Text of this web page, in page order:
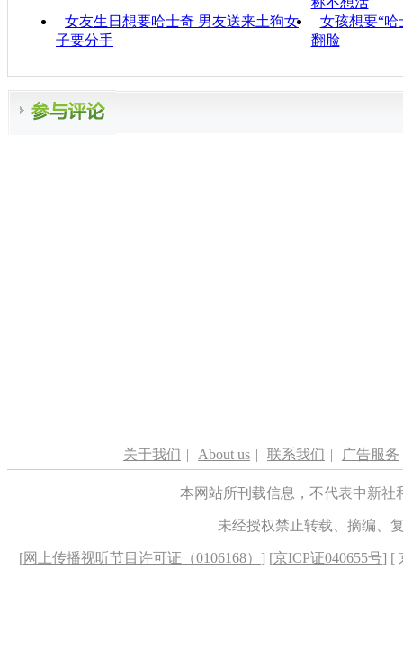
女友生日想要哈士奇 男友送来土狗女
子要分手
女孩想要“哈
翻脸
关于我们 | About us | 联系我们 | 广告服务
本网站所刊载信息，不代表中新
未经授权禁止转载、摘编、
[网上传播视听节目许可证（0106168） ] [京ICP证040655号] [